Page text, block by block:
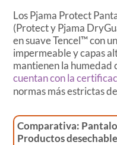
Los Pjama Protect
(Protect y Pjama
en suave Tencel™ con
impermeable y capas
mantienen la humedad
cuentan con la
normas más estrictas
Comparativa:
Productos